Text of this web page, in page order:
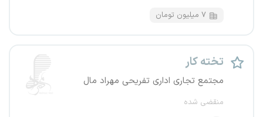
۷ میلیون تومان
تخته کار
مجتمع تجاری اداری تفریحی مهراد مال
منقضی شده